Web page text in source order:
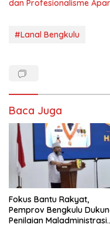
dan Profesionalisme
#Lanal Bengkulu
Baca Juga
Fokus Bantu Rakyat,
Pemprov Bengkulu
Penilaian Maladministrasi